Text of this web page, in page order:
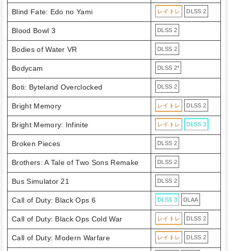
Blind Fate: Edo no Yami レイトレ DLSS 2
Blood Bowl 3 DLSS 2
Bodies of Water VR DLSS 2
Bodycam DLSS 2*
Boti: Byteland Overclocked DLSS 2
Bright Memory レイトレ DLSS 2
Bright Memory: Infinite レイトレ DLSS 3
Broken Pieces DLSS 2
Brothers: A Tale of Two Sons Remake DLSS 2
Bus Simulator 21 DLSS 2
Call of Duty: Black Ops 6 DLSS 3 DLAA
Call of Duty: Black Ops Cold War レイトレ DLSS 2
Call of Duty: Modern Warfare レイトレ DLSS 2